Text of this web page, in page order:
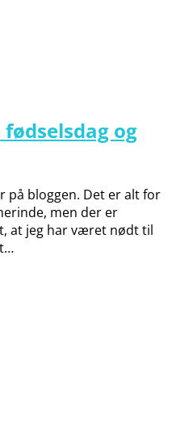
fødselsdag og
på bloggen. Det er alt for
men der er
at jeg har været nødt til